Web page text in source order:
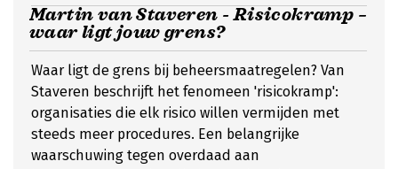
Martin van Staveren - Risicokramp –
waar ligt jouw grens?
Waar ligt de grens bij beheersmaatregelen? Van
Staveren beschrijft het fenomeen 'risicokramp':
organisaties die elk risico willen vermijden met
steeds meer procedures. Een belangrijke
waarschuwing tegen overdaad aan